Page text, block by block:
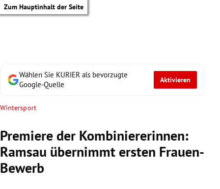
Zum Hauptinhalt der Seite
Wählen Sie KURIER als bevorzugte
Google-Quelle
Aktivieren
Wintersport
Premiere der Kombiniererinnen:
Ramsau übernimmt ersten Frauen-
Bewerb